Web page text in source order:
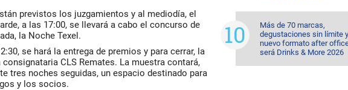
previstos los juzgamientos y al mediodía, el
a las 17:00, se llevará a cabo el concurso de
la Noche Texel.
se hará la entrega de premios y para cerrar, la
CLS Remates. La muestra contará,
tres noches seguidas, un espacio destinado para
y los socios.
Más de 70 marcas,
degustaciones sin límite
nuevo formato after
será Drinks & More 2026